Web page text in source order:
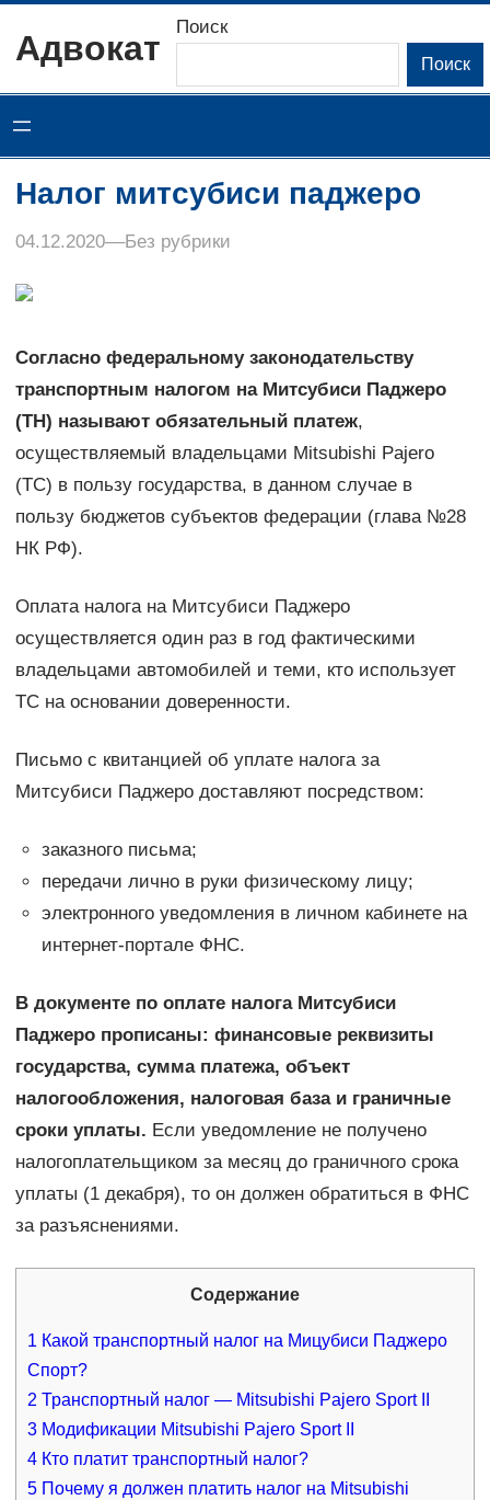
Адвокат
Поиск
Поиск
Налог митсубиси паджеро
04.12.2020––Без рубрики
Согласно федеральному законодательству
транспортным налогом на Митсубиси Паджеро
(ТН) называют обязательный платеж,
осуществляемый владельцами Mitsubishi Pajero
(ТС) в пользу государства, в данном случае в
пользу бюджетов субъектов федерации (глава №28
НК РФ).
Оплата налога на Митсубиси Паджеро
осуществляется один раз в год фактическими
владельцами автомобилей и теми, кто использует
ТС на основании доверенности.
Письмо с квитанцией об уплате налога за
Митсубиси Паджеро доставляют посредством:
заказного письма;
передачи лично в руки физическому лицу;
электронного уведомления в личном кабинете на
интернет-портале ФНС.
В документе по оплате налога Митсубиси
Паджеро прописаны: финансовые реквизиты
государства, сумма платежа, объект
налогообложения, налоговая база и граничные
сроки уплаты. Если уведомление не получено
налогоплательщиком за месяц до граничного срока
уплаты (1 декабря), то он должен обратиться в ФНС
за разъяснениями.
Содержание
1Какой транспортный налог на Мицубиси Паджеро
Спорт?
2Транспортный налог — Mitsubishi Pajero Sport II
3Модификации Mitsubishi Pajero Sport II
4Кто платит транспортный налог?
5Почему я должен платить налог на Mitsubishi